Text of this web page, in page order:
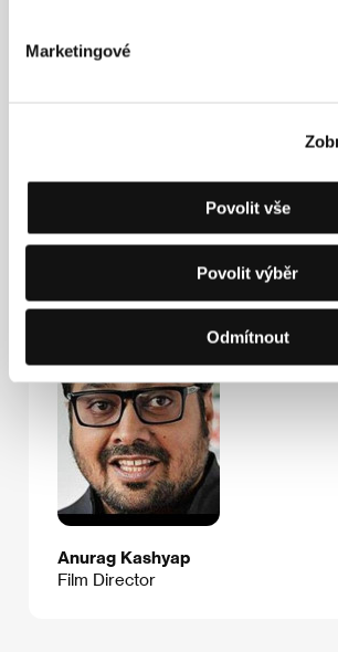
Marketingové
Povolit vše
Povolit výběr
Odmítnout
Anurag Kashyap
Film Director